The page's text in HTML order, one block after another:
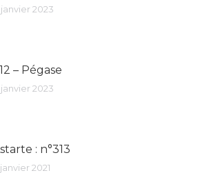
2023
– Pégase
2023
: n°313
2021